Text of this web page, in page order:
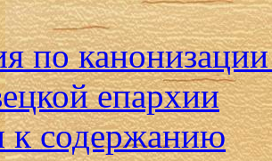
по
епархии
к содержанию